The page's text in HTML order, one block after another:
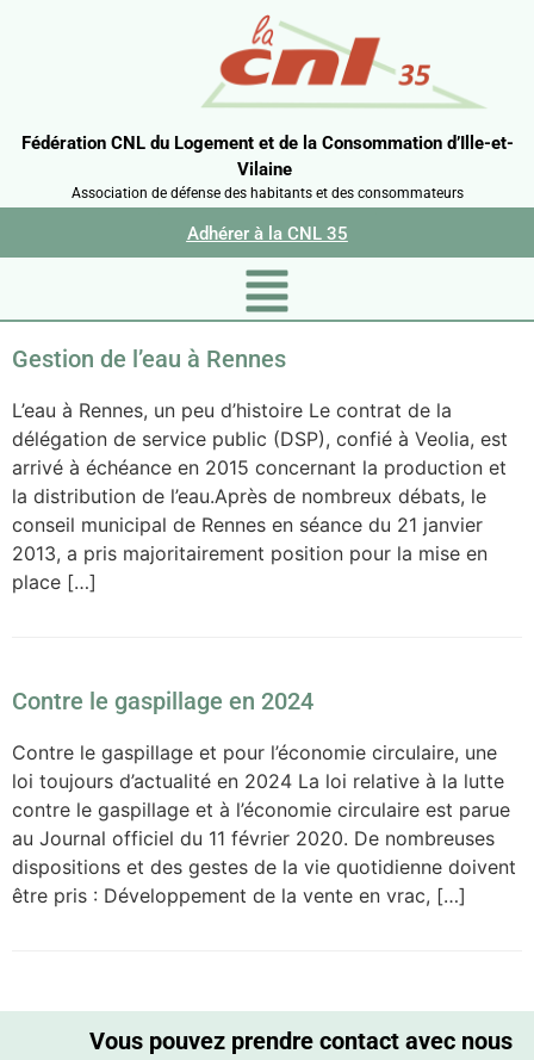
Fédération CNL du Logement et de la Consommation d’Ille-et-
Vilaine
Association de défense des habitants et des consommateurs
Adhérer à la CNL 35
Gestion de l’eau à Rennes
L’eau à Rennes, un peu d’histoire Le contrat de la
délégation de service public (DSP), confié à Veolia, est
arrivé à échéance en 2015 concernant la production et
la distribution de l’eau.Après de nombreux débats, le
conseil municipal de Rennes en séance du 21 janvier
2013, a pris majoritairement position pour la mise en
place […]
Contre le gaspillage en 2024
Contre le gaspillage et pour l’économie circulaire, une
loi toujours d’actualité en 2024 La loi relative à la lutte
contre le gaspillage et à l’économie circulaire est parue
au Journal officiel du 11 février 2020. De nombreuses
dispositions et des gestes de la vie quotidienne doivent
être pris : Développement de la vente en vrac, […]
Vous pouvez prendre contact avec nous